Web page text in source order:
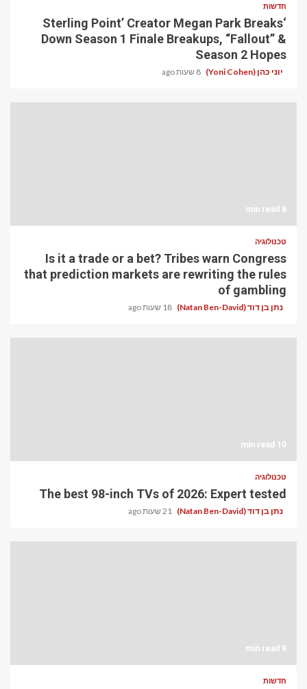
חדשות
‘Sterling Point’ Creator Megan Park Breaks
Down Season 1 Finale Breakups, “Fallout” &
Season 2 Hopes
יוני כהן (Yoni Cohen) 8 שעות ago
8 min read
טכנולוגיה
Is it a trade or a bet? Tribes warn Congress
that prediction markets are rewriting the rules
of gambling
נתן בן דוד (Natan Ben-David) 18 שעות ago
10 min read
טכנולוגיה
The best 98-inch TVs of 2026: Expert tested
נתן בן דוד (Natan Ben-David) 21 שעות ago
8 min read
חדשות